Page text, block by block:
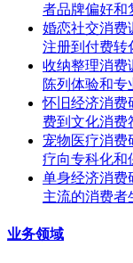
者品牌偏好和
婚恋社交消费
注册到付费转
收纳整理消费
陈列体验和专
怀旧经济消费
费到文化消费
宠物医疗消费
疗向专科化和
单身经济消费
主流的消费者
业务领域